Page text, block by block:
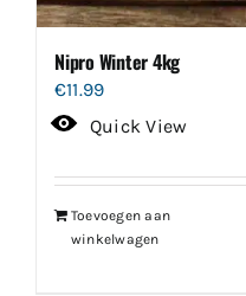
Nipro Winter 4kg
€11.99
Quick View
Toevoegen aan
winkelwagen